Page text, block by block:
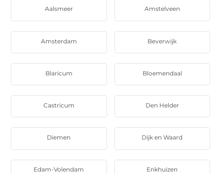
Aalsmeer Amstelveen
Amsterdam Beverwijk
Blaricum Bloemendaal
Castricum Den Helder
Diemen Dijk en Waard
Edam-Volendam Enkhuizen